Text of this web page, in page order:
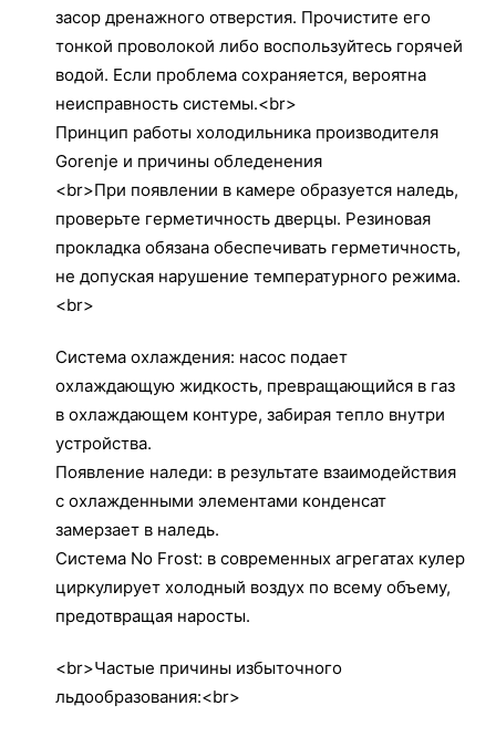
засор дренажного отверстия. Прочистите его
тонкой проволокой либо воспользуйтесь горячей
водой. Если проблема сохраняется, вероятна
неисправность системы.<br>
Принцип работы холодильника производителя
Gorenje и причины обледенения
<br>При появлении в камере образуется наледь,
проверьте герметичность дверцы. Резиновая
прокладка обязана обеспечивать герметичность,
не допуская нарушение температурного режима.
<br>
Система охлаждения: насос подает
охлаждающую жидкость, превращающийся в газ
в охлаждающем контуре, забирая тепло внутри
устройства.
Появление наледи: в результате взаимодействия
с охлажденными элементами конденсат
замерзает в наледь.
Система No Frost: в современных агрегатах кулер
циркулирует холодный воздух по всему объему,
предотвращая наросты.
<br>Частые причины избыточного
льдообразования:<br>